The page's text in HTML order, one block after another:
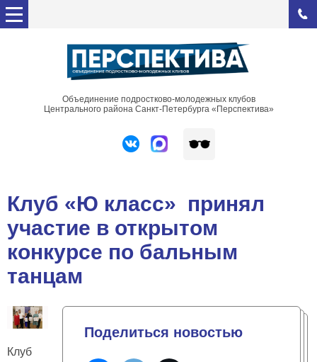
Объединение подростково-молодежных клубов
Центрального района Санкт-Петербурга «Перспектива»
Клуб «Ю класс» принял
участие в открытом
конкурсе по бальным
танцам
Клуб
Поделиться новостью